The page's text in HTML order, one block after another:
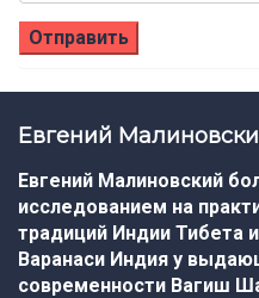
Евгений
Евгений Малиновский
исследованием на
традиций Индии Тибета
Варанаси Индия у
современности Вагиш